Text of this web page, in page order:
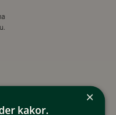
×
kakor.